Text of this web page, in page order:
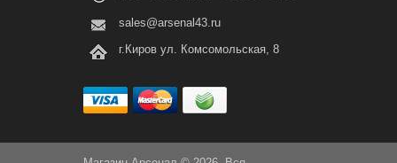
sales@arsenal43.ru
г.Киров ул. Комсомольская, 8